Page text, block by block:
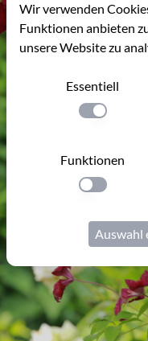
Wir verwenden
Funktionen anbieten
unsere Website zu
Essentiell
Einstellung
Funktionen
Einstellung
Auswahl